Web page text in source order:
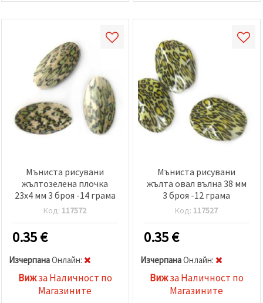
Мъниста рисувани
жълтозелена плочка
23x4 мм 3 броя -14 грама
Код: 117572
0.35€
ИзчерпанаOнлайн:
Вижза Наличност по
Магазините
Мъниста рисувани
жълта овал вълна 38 мм
3 броя -12 грама
Код: 117527
0.35€
ИзчерпанаOнлайн:
Вижза Наличност по
Магазините